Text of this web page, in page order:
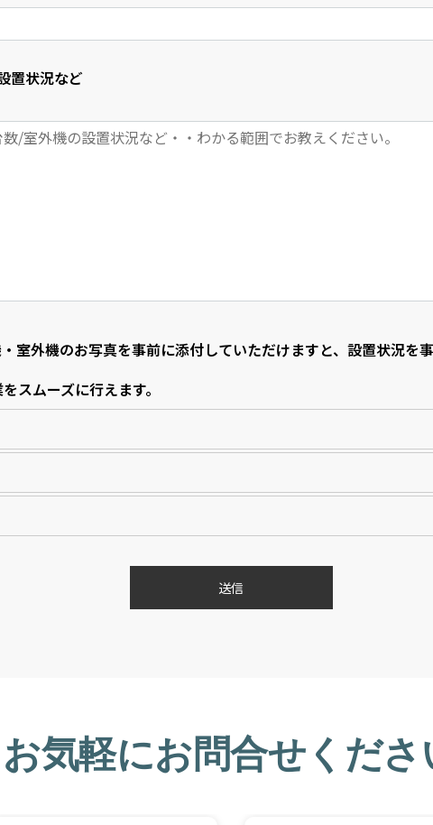
置状況など
室外機のお写真を事前に添付していただけますと、設置状況を
スムーズに行えます。
お気軽にお問合せくださ